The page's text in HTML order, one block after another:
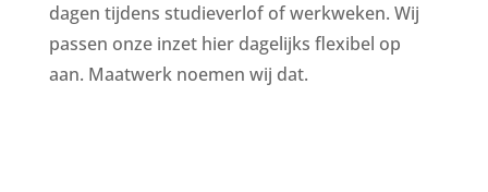
dagen tijdens studieverlof of werkweken. Wij
passen onze inzet hier dagelijks flexibel op
aan. Maatwerk noemen wij dat.